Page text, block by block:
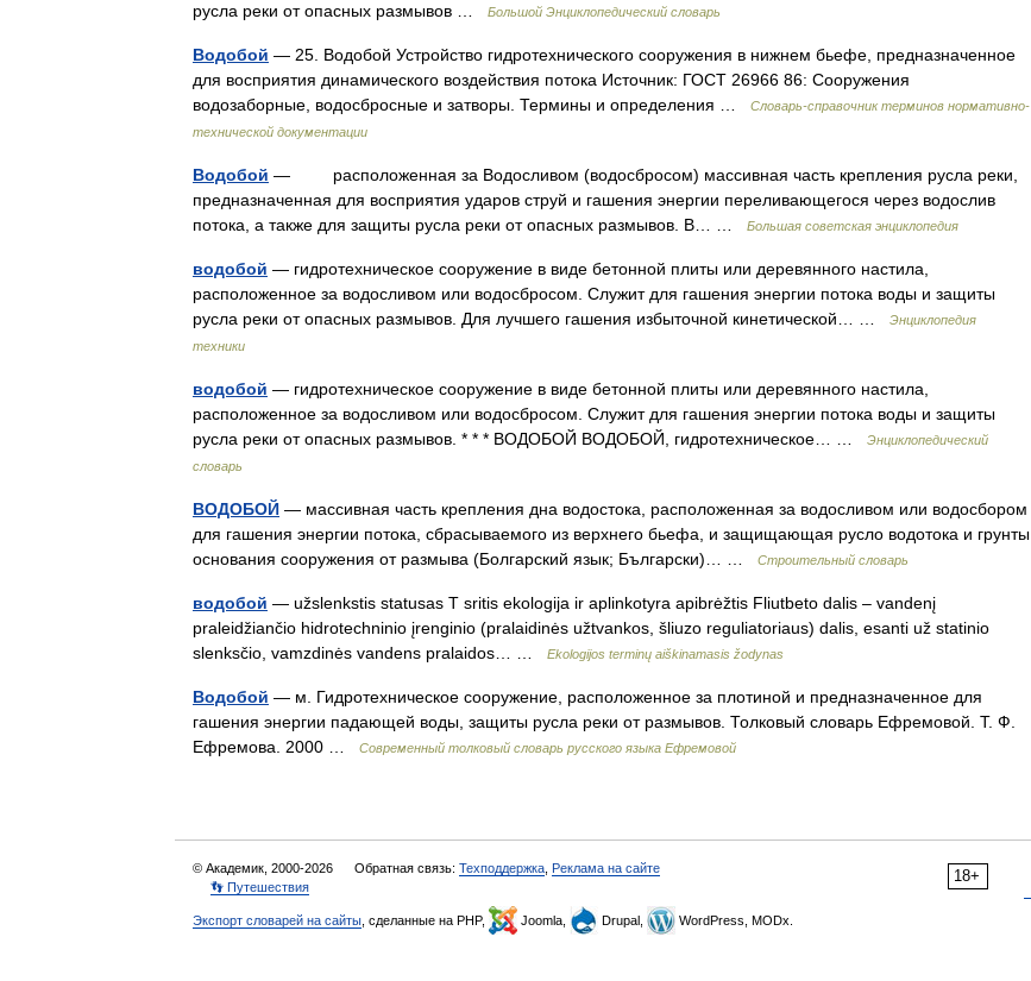
русла реки от опасных размывов …
Большой Энциклопедический словарь
Водобой — 25. Водобой Устройство гидротехнического сооружения в нижнем бьефе, предназначенное
для восприятия динамического воздействия потока Источник: ГОСТ 26966 86: Сооружения
водозаборные, водосбросные и затворы. Термины и определения …
Словарь-справочник терминов нормативно-
технической документации
Водобой — расположенная за Водосливом (водосбросом) массивная часть крепления русла реки,
предназначенная для восприятия ударов струй и гашения энергии переливающегося через водослив
потока, а также для защиты русла реки от опасных размывов. В… …
Большая советская энциклопедия
водобой — гидротехническое сооружение в виде бетонной плиты или деревянного настила,
расположенное за водосливом или водосбросом. Служит для гашения энергии потока воды и защиты
русла реки от опасных размывов. Для лучшего гашения избыточной кинетической… …
Энциклопедия
техники
водобой — гидротехническое сооружение в виде бетонной плиты или деревянного настила,
расположенное за водосливом или водосбросом. Служит для гашения энергии потока воды и защиты
русла реки от опасных размывов. * * * ВОДОБОЙ ВОДОБОЙ, гидротехническое… …
Энциклопедический
словарь
ВОДОБОЙ — массивная часть крепления дна водостока, расположенная за водосливом или водосбором
для гашения энергии потока, сбрасываемого из верхнего бьефа, и защищающая русло водотока и грунты
основания сооружения от размыва (Болгарский язык; Български)… …
Строительный словарь
водобой — užslenkstis statusas T sritis ekologija ir aplinkotyra apibrėžtis Fliutbeto dalis – vandenį
praleidžiančio hidrotechninio įrenginio (pralaidinės užtvankos, šliuzo reguliatoriaus) dalis, esanti už statinio
slenksčio, vamzdinės vandens pralaidos… …
Ekologijos terminų aiškinamasis žodynas
Водобой — м. Гидротехническое сооружение, расположенное за плотиной и предназначенное для
гашения энергии падающей воды, защиты русла реки от размывов. Толковый словарь Ефремовой. Т. Ф.
Ефремова. 2000 …
Современный толковый словарь русского языка Ефремовой
18+
© Академик, 2000-2026 Обратная связь: Техподдержка Реклама на сайте
👣 Путешествия
Экспорт словарей на сайты , сделанные на PHP, Joomla, Drupal, WordPress, MODx.